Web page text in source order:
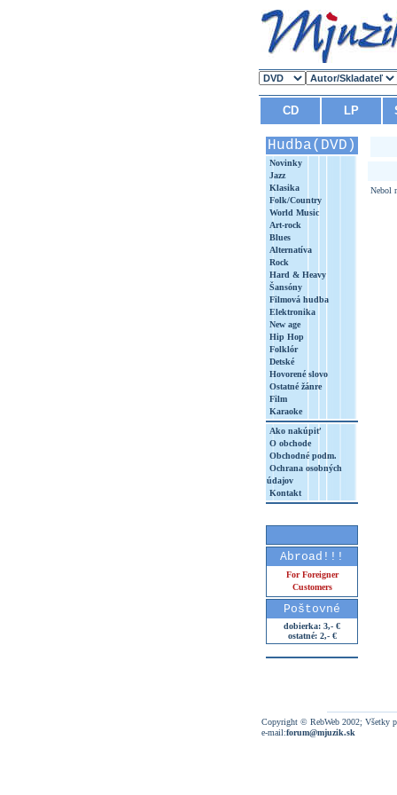
CD LP
Hudba(DVD)
Novinky
Jazz
Klasika
Folk/Country
World Music
Art-rock
Blues
Alternatíva
Rock
Hard & Heavy
Šansóny
Filmová hudba
Elektronika
New age
Hip Hop
Folklór
Detské
Hovorené slovo
Ostatné žánre
Film
Karaoke
Ako nakúpiť
O obchode
Obchodné podm.
Ochrana osobných
údajov
Kontakt
Abroad!!!
For Foreigner
Customers
Poštovné
dobierka: 3,- €
ostatné: 2,- €
Nebol
Copyright © RebWeb 2002; Všetky
e-mail:forum@mjuzik.sk